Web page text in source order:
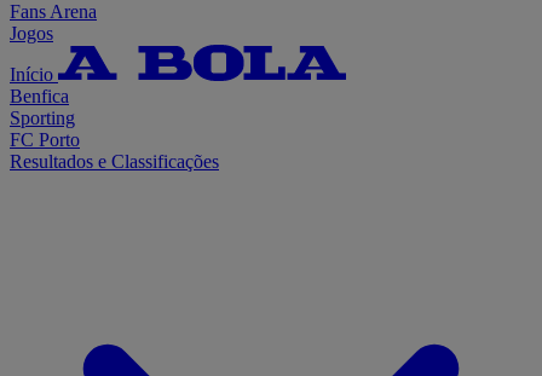
Fans Arena
Jogos
Início
Benfica
Sporting
FC Porto
Resultados e Classificações